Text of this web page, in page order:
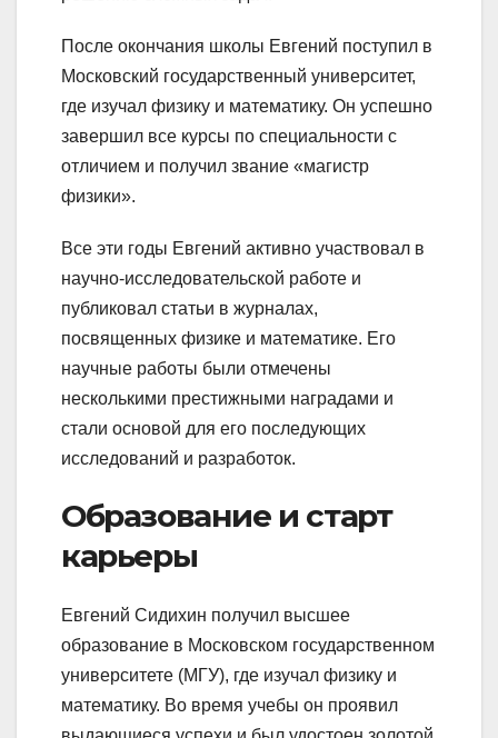
После окончания школы Евгений поступил в
Московский государственный университет,
где изучал физику и математику. Он успешно
завершил все курсы по специальности с
отличием и получил звание «магистр
физики».
Все эти годы Евгений активно участвовал в
научно-исследовательской работе и
публиковал статьи в журналах,
посвященных физике и математике. Его
научные работы были отмечены
несколькими престижными наградами и
стали основой для его последующих
исследований и разработок.
Образование и старт
карьеры
Евгений Сидихин получил высшее
образование в Московском государственном
университете (МГУ), где изучал физику и
математику. Во время учебы он проявил